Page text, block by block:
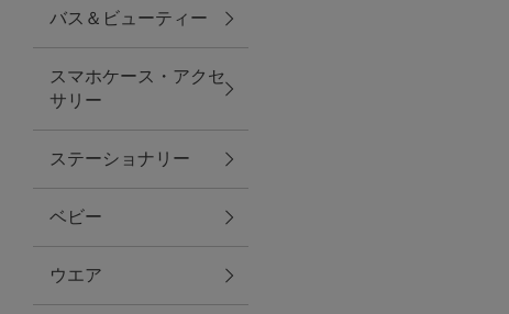
ダイニング
キッチン
ファブリック
バス＆ビューティー
スマホケース・アクセ
サリー
ステーショナリー
ベビー
ウエア